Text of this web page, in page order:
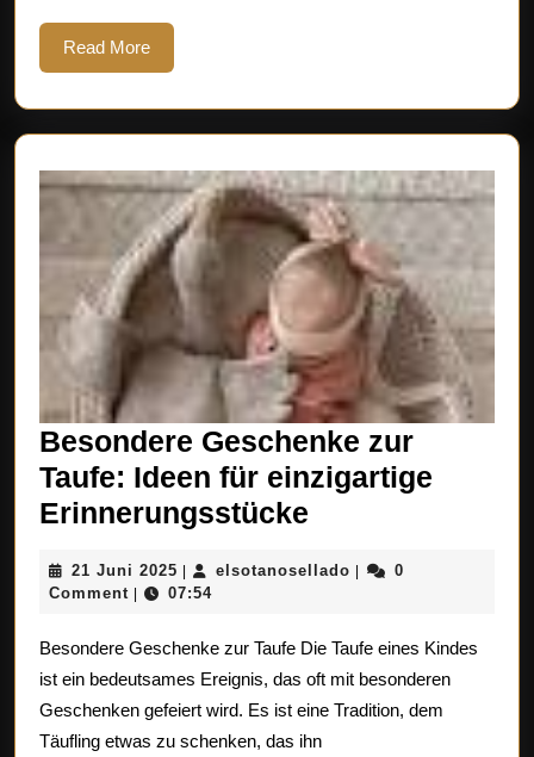
Read MoreRead
More
Besondere Geschenke zur
Taufe: Ideen für einzigartige
Erinnerungsstücke
zur
Ideen
für
einzigartige
21 Juni 2025 21
Juni
elsotanosellado elsotanosellado
0
Comment
07:54
Besondere Geschenke zur Taufe Die Taufe eines Kindes
ist ein bedeutsames Ereignis, das oft mit besonderen
Geschenken gefeiert wird. Es ist eine Tradition, dem
Täufling etwas zu schenken, das ihn